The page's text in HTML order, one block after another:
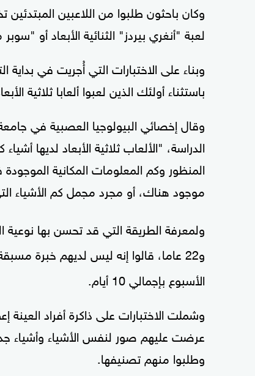
وكان باحثون طلبوا من اللاعبين
لعبة "أنغري بيردز" الثنائية الأبعاد أو
وبناء على الاختبارات التي أُجريت في
باستثناء أولئك الذين لعبوا ألعابا ثلاثية
وقال إخصائي البيولوجيا العصبية في
الدراسة، "الألعاب ثلاثية الأبعاد لديها
المنظور وكم المعلومات المكانية
موجود هناك، أو مجرد مجمل كم الأشياء
و22 عاما، قالوا إنه ليس لديهم خبرة
الأسبوع بإجمالي 10 أيام.
وشملت الاختبارات على ذاكرة أفراد
عرضت عليهم صور لنفس الأشياء وأشياء
وطلبوا منهم تصنيفها.